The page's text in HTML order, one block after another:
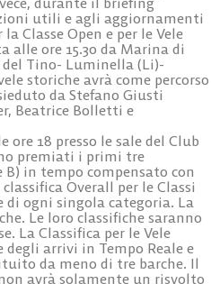
utili e agli aggiornamenti
Classe Open e per le Vele
alle ore 15.30 da Marina di
del Tino- Luminella (Li)-
storiche avrà come percorso
da Stefano Giusti
Beatrice Bolletti e
18 presso le sale del Club
premiati i primi tre
B) in tempo compensato con
Overall per le Classi
di ogni singola categoria. La
Le loro classifiche saranno
La Classifica per le Vele
arrivi in Tempo Reale e
da meno di tre barche. Il
avrà solamente un risvolto